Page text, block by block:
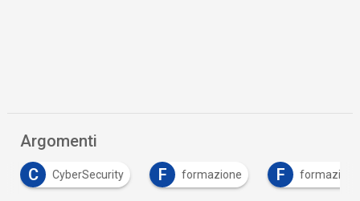
Argomenti
C
CyberSecurity F formazione F